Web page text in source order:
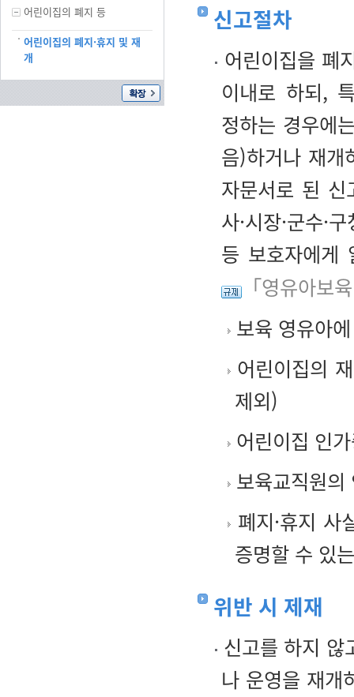
어린이집의 폐지 등
어린이집의 폐지·휴지 및 재
개
신고절차
어린이집을 폐
이내로 하되,
정하는 경우에
음)하거나 재개
자문서로 된 신
사·시장·군수·
등 보호자에게
「영유아보
보육 영유아
어린이집의
제외)
어린이집 인
보육교직원
폐지·휴지
증명할 수 있
위반 시 제재
신고를 하지 않
나 운영을 재개